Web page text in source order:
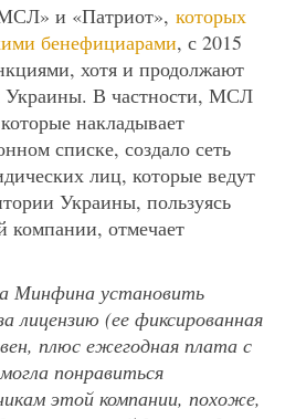
и «Патриот», которых
бенефициарами, с 2015
хотя и продолжают
Украины. В частности, МСЛ
накладывает
списке, создало сеть
лиц, которые ведут
Украины, пользуясь
компании, отмечает
Минфина установить
лицензию (ее фиксированная
плюс ежегодная плата с
понравиться
этой компании, похоже,